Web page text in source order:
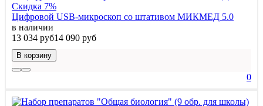
Скидка 7%
Цифровой USB-микроскоп со штативом МИКМЕД 5.0
в наличии
13 034 руб14 090 руб
В корзину
0